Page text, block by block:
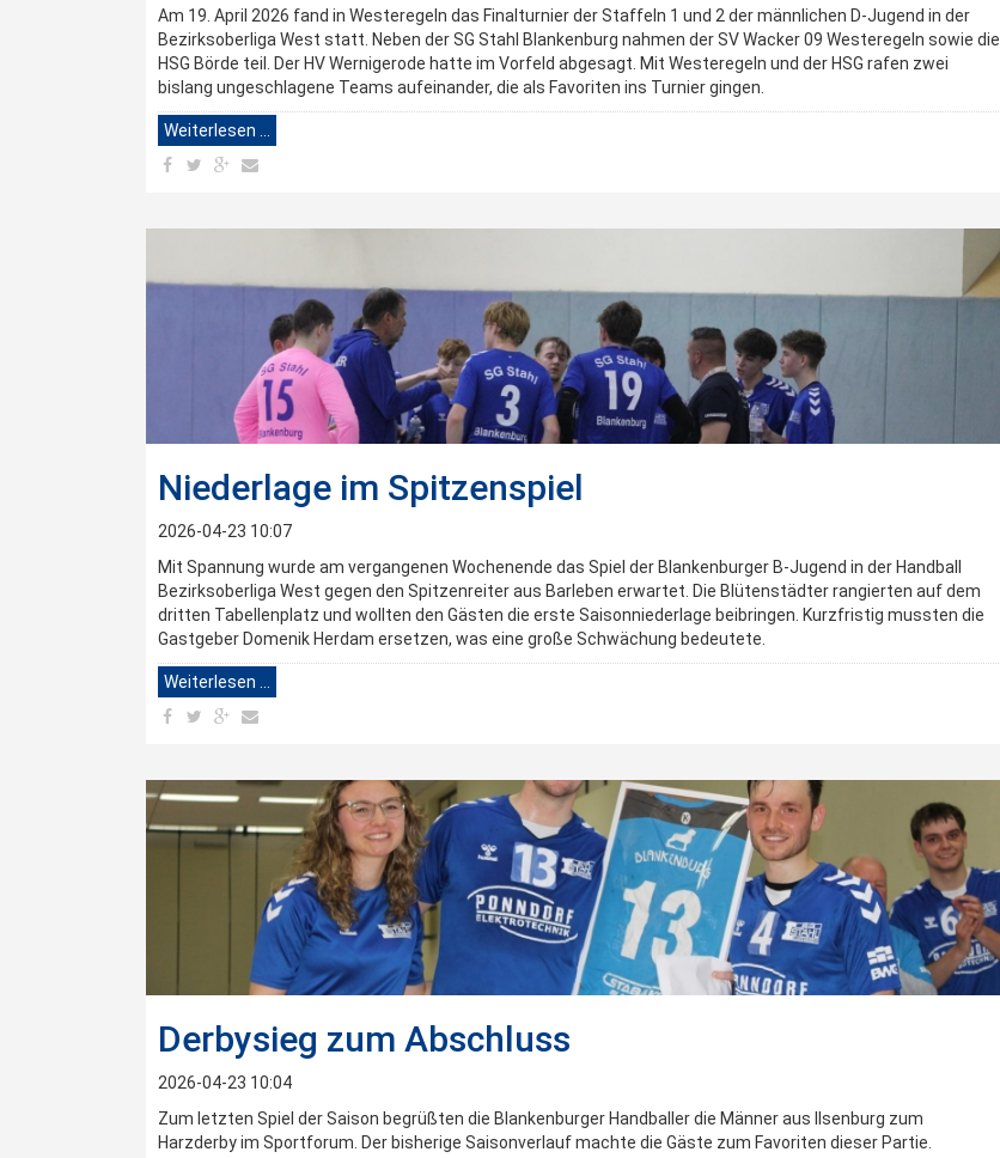
Am 19. April 2026 fand in Westeregeln das Finalturnier der Staffeln 1 und 2 der männlichen D-Jugend in der
Bezirksoberliga West statt. Neben der SG Stahl Blankenburg nahmen der SV Wacker 09 Westeregeln sowie die
HSG Börde teil. Der HV Wernigerode hatte im Vorfeld abgesagt. Mit Westeregeln und der HSG rafen zwei
bislang ungeschlagene Teams aufeinander, die als Favoriten ins Turnier gingen.
Weiterlesen …
Niederlage im Spitzenspiel
2026-04-23 10:07
Mit Spannung wurde am vergangenen Wochenende das Spiel der Blankenburger B-Jugend in der Handball
Bezirksoberliga West gegen den Spitzenreiter aus Barleben erwartet. Die Blütenstädter rangierten auf dem
dritten Tabellenplatz und wollten den Gästen die erste Saisonniederlage beibringen. Kurzfristig mussten die
Gastgeber Domenik Herdam ersetzen, was eine große Schwächung bedeutete.
Weiterlesen …
Derbysieg zum Abschluss
2026-04-23 10:04
Zum letzten Spiel der Saison begrüßten die Blankenburger Handballer die Männer aus Ilsenburg zum
Harzderby im Sportforum. Der bisherige Saisonverlauf machte die Gäste zum Favoriten dieser Partie.